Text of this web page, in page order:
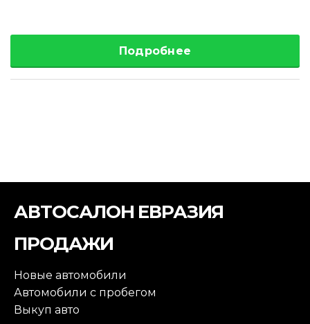
Подробнее
АВТОСАЛОН ЕВРАЗИЯ
ПРОДАЖИ
Новые автомобили
Автомобили с пробегом
Выкуп авто